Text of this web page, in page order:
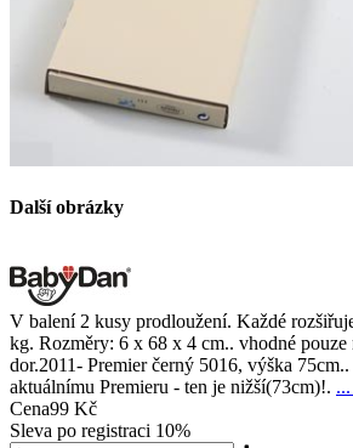
Další obrázky
V balení 2 kusy prodloužení. Každé
kg. Rozměry: 6 x 68 x 4 cm.. vhodné pouze
dor.2011- Premier černý 5016, výška
aktuálnímu Premieru - ten je nižší(73cm)!.
Cena99 Kč
Sleva po registraci 10%